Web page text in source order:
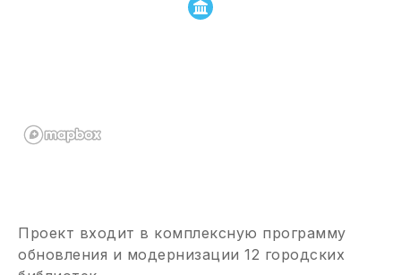
Проект входит в комплексную программу
обновления и модернизации 12 городских